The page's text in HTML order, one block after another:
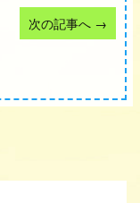
次の記事へ →